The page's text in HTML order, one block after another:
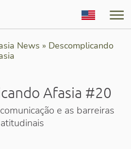
English
News » Descomplicando
Afasia #20
e as barreiras
atitudinais